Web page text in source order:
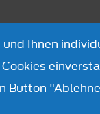
Ihnen
Button